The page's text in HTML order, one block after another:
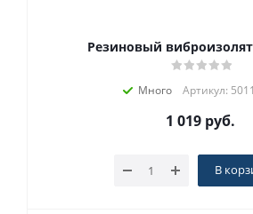
Резиновый
Много Артикул:
1 019 руб.
В